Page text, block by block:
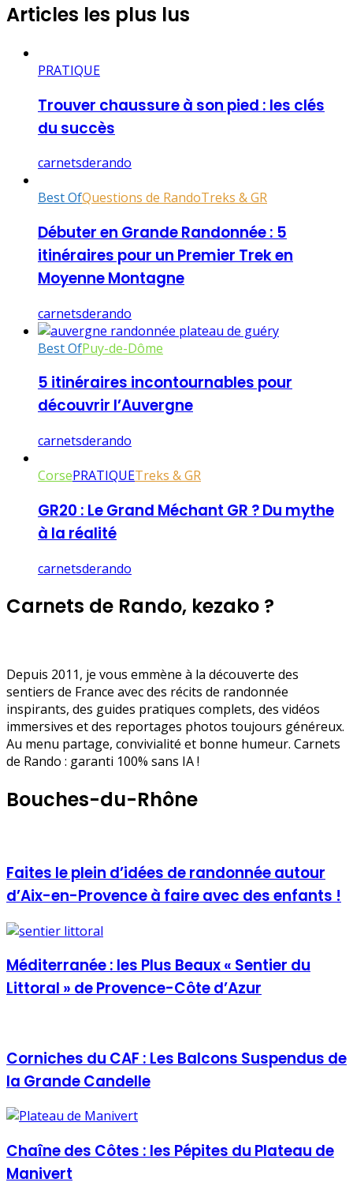
Articles les plus lus
PRATIQUE
Trouver chaussure à son pied : les clés
du succès
carnetsderando
Best OfQuestions de RandoTreks & GR
Débuter en Grande Randonnée : 5
itinéraires pour un Premier Trek en
Moyenne Montagne
carnetsderando
Best OfPuy-de-Dôme
5 itinéraires incontournables pour
découvrir l’Auvergne
carnetsderando
CorsePRATIQUETreks & GR
GR20 : Le Grand Méchant GR ? Du mythe
à la réalité
carnetsderando
Carnets de Rando, kezako ?
Depuis 2011, je vous emmène à la découverte des
sentiers de France avec des récits de randonnée
inspirants, des guides pratiques complets, des vidéos
immersives et des reportages photos toujours généreux.
Au menu partage, convivialité et bonne humeur. Carnets
de Rando : garanti 100% sans IA !
Bouches-du-Rhône
Faites le plein d’idées de randonnée autour
d’Aix-en-Provence à faire avec des enfants !
Méditerranée : les Plus Beaux « Sentier du
Littoral » de Provence-Côte d’Azur
Corniches du CAF : Les Balcons Suspendus de
la Grande Candelle
Chaîne des Côtes : les Pépites du Plateau de
Manivert